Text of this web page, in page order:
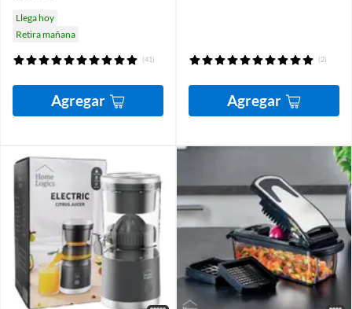
Llega hoy
Retira mañana
(41)
Agregar
(2)
Agregar